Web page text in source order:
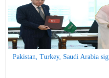
Pakistan, Turkey, Saudi Arabia